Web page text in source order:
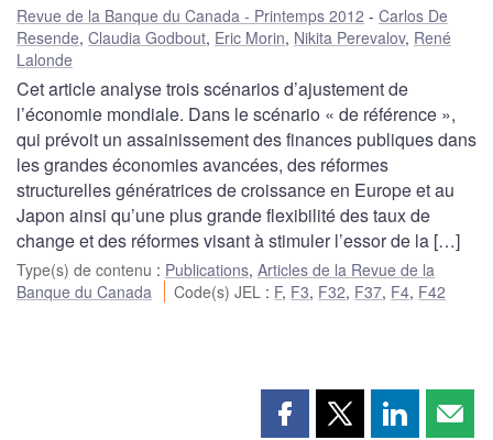
Revue de la Banque du Canada - Printemps 2012
Carlos De
Resende, Claudia Godbout, Eric Morin, Nikita Perevalov, René
Lalonde
Cet article analyse trois scénarios d’ajustement de
l’économie mondiale. Dans le scénario « de référence »,
qui prévoit un assainissement des finances publiques dans
les grandes économies avancées, des réformes
structurelles génératrices de croissance en Europe et au
Japon ainsi qu’une plus grande flexibilité des taux de
change et des réformes visant à stimuler l’essor de la […]
Type(s) de contenu : Publications, Articles de la Revue de la
Banque du Canada
Code(s) JEL : F, F3, F32, F37, F4, F42
PartagerPartagerPartager